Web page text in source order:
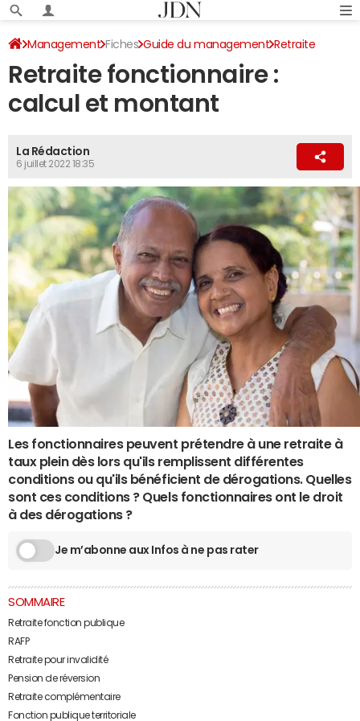
Management Fiches Guide du management Retraite
Retraite fonctionnaire :
calcul et montant
La Rédaction
6 juillet 2022 18:35
Les fonctionnaires peuvent prétendre à une retraite à
taux plein dès lors qu'ils remplissent différentes
conditions ou qu'ils bénéficient de dérogations. Quelles
sont ces conditions ? Quels fonctionnaires ont le droit
à des dérogations ?
Je m’abonne aux Infos à ne pas rater
SOMMAIRE
Retraite fonction publique
RAFP
Retraite pour invalidité
Pension de réversion
Retraite complémentaire
Fonction publique territoriale